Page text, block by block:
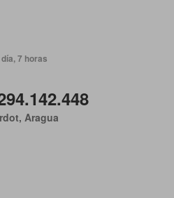
7 horas
Aragua